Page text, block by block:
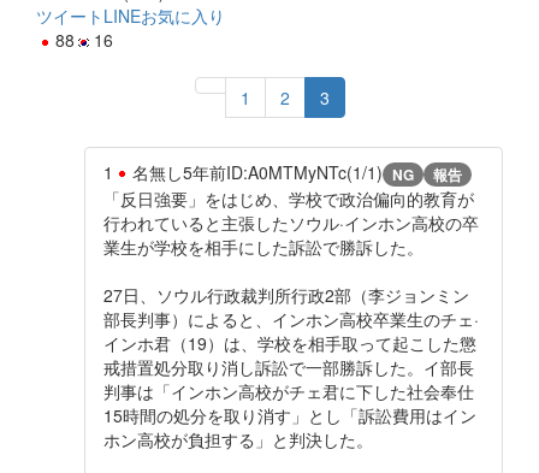
ツイート LINEお気に入り
88
16
1 2 3
1 名無し5年前ID:A0MTMyNTc(1/1) NG 報告
「反日強要」をはじめ、学校で政治偏向的教育が
行われていると主張したソウル·インホン高校の卒
業生が学校を相手にした訴訟で勝訴した。
27日、ソウル行政裁判所行政2部（李ジョンミン
部長判事）によると、インホン高校卒業生のチェ·
インホ君（19）は、学校を相手取って起こした懲
戒措置処分取り消し訴訟で一部勝訴した。イ部長
判事は「インホン高校がチェ君に下した社会奉仕
15時間の処分を取り消す」とし「訴訟費用はイン
ホン高校が負担する」と判決した。